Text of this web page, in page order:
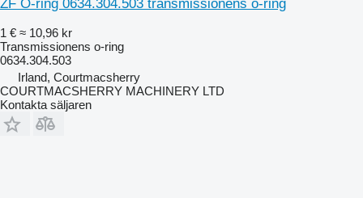
ZF O-ring 0634.304.503 transmissionens o-ring
1 € ≈ 10,96 kr
Transmissionens o-ring
0634.304.503
Irland, Courtmacsherry
COURTMACSHERRY MACHINERY LTD
Kontakta säljaren